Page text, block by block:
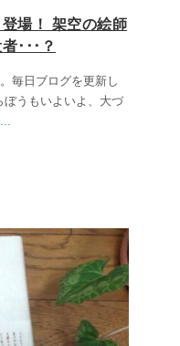
場！ 架空の絵師
･･･？
毎日ブログを更新し
うもいよいよ、大づ
...